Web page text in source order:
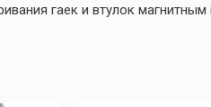
гаек и втулок магнитным